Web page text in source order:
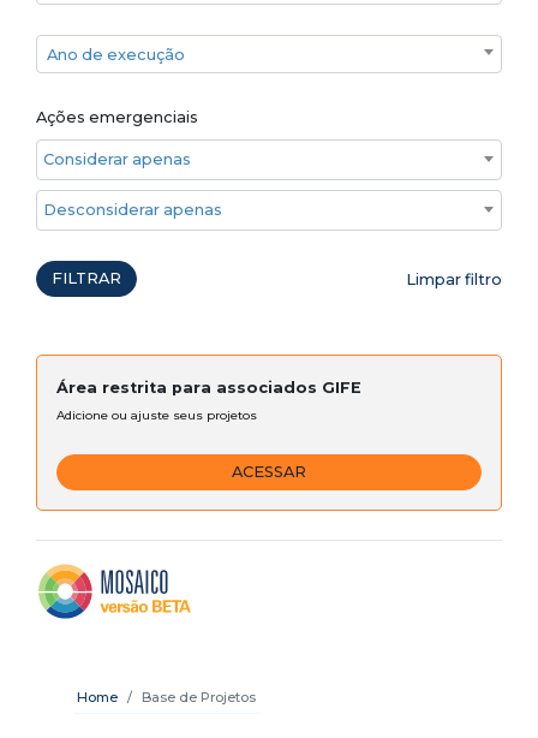
Ano de execução
Ano de execução
Ações emergenciais
Considerar apenas ações emergenciais
Desconsiderar apenas ações emergenciais
FILTRAR Limpar filtro
Área restrita para associados GIFE
Adicione ou ajuste seus projetos
ACESSAR
Home Base de Projetos